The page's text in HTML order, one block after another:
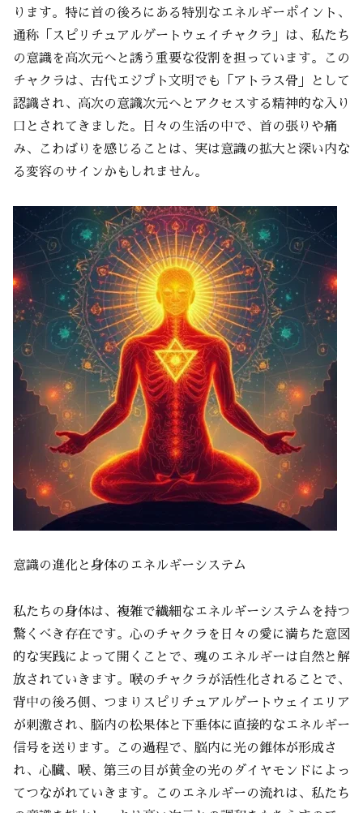
ります。特に首の後ろにある特別なエネルギーポイント、
通称「スピリチュアルゲートウェイチャクラ」は、私たち
の意識を高次元へと誘う重要な役割を担っています。この
チャクラは、古代エジプト文明でも「アトラス骨」として
認識され、高次の意識次元へとアクセスする精神的な入り
口とされてきました。日々の生活の中で、首の張りや痛
み、こわばりを感じることは、実は意識の拡大と深い内な
る変容のサインかもしれません。
意識の進化と身体のエネルギーシステム
私たちの身体は、複雑で繊細なエネルギーシステムを持つ
驚くべき存在です。心のチャクラを日々の愛に満ちた意図
的な実践によって開くことで、魂のエネルギーは自然と解
放されていきます。喉のチャクラが活性化されることで、
背中の後ろ側、つまりスピリチュアルゲートウェイエリア
が刺激され、脳内の松果体と下垂体に直接的なエネルギー
信号を送ります。この過程で、脳内に光の錐体が形成さ
れ、心臓、喉、第三の目が黄金の光のダイヤモンドによっ
てつながれていきます。このエネルギーの流れは、私たち